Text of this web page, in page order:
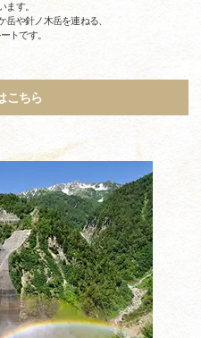
す。
や針ノ木岳を連ねる、
トです。
こちら